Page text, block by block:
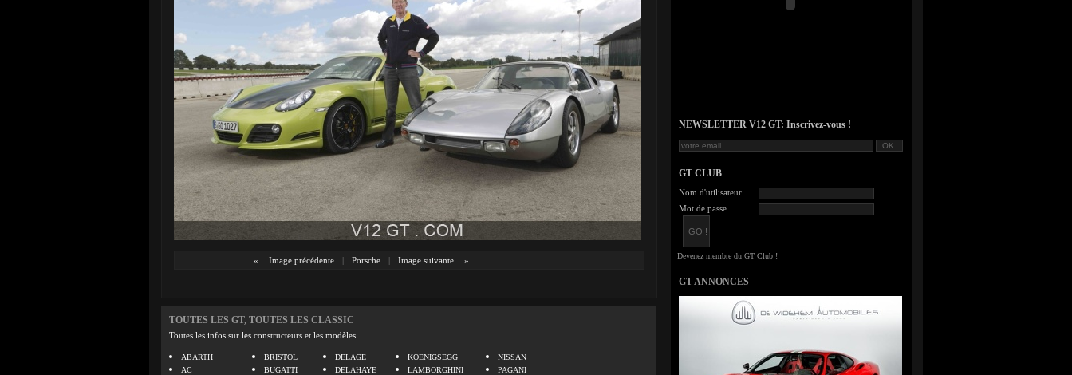
« Image précédente | Porsche | Image suivante »
TOUTES LES GT, TOUTES LES CLASSIC
Toutes les infos sur les constructeurs et les modèles.
ABARTH
AC
BRISTOL
BUGATTI
DELAGE
DELAHAYE
KOENIGSEGG
LAMBORGHINI
NISSAN
PAGANI
NEWSLETTER V12 GT: Inscrivez-vous !
GT CLUB
Nom d'utilisateur
Mot de passe
GT ANNONCES